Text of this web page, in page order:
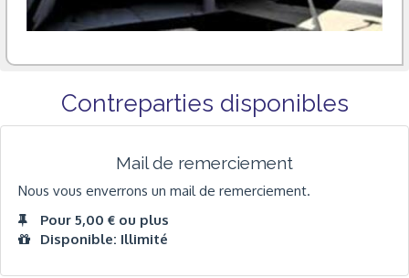
Contreparties disponibles
Mail de remerciement
Nous vous enverrons un mail de remerciement.
Pour 5,00 € ou plus
Disponible: Illimité